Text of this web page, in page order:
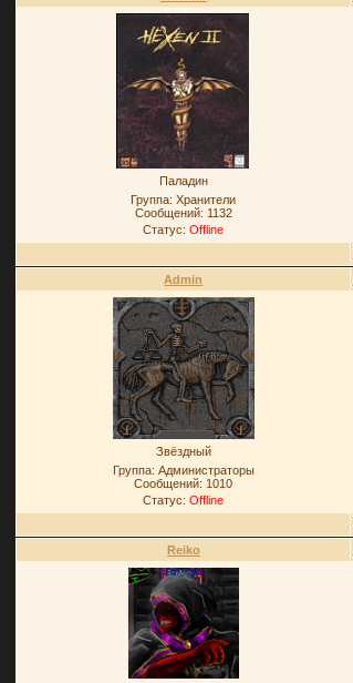
Паладин
Группа: Хранители
Сообщений: 1132
Статус:Offline
Admin
Звёздный
Группа: Администраторы
Сообщений: 1010
Статус:Offline
Reiko